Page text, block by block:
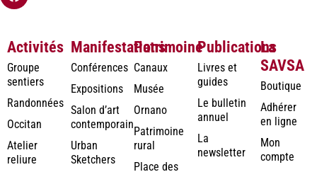
Activités
Groupe
sentiers
Randonnées
Occitan
Atelier
reliure
Manifestations
Conférences
Expositions
Salon d’art
contemporain
Urban
Sketchers
Patrimoine
Canaux
Musée
Ornano
Patrimoine
rural
Place des
Publications
Livres et
guides
Le bulletin
annuel
La
newsletter
La
SAVSA
Boutique
Adhérer
en ligne
Mon
compte